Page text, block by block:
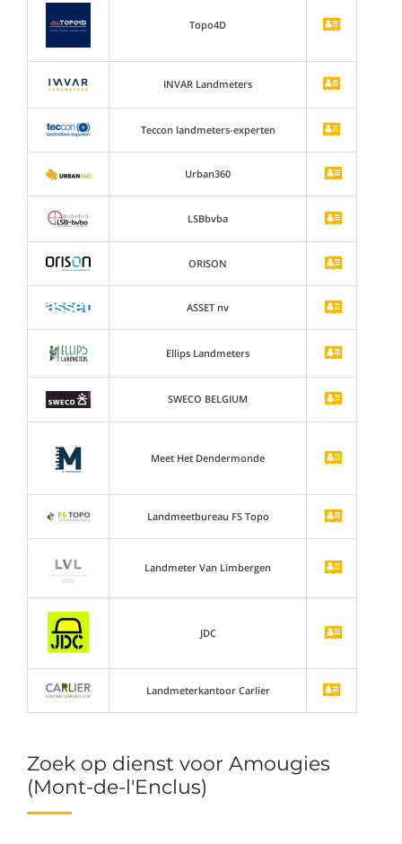
Zoek op dienst voor Amougies
(Mont-de-l'Enclus)
Topo4D
INVAR Landmeters
Teccon landmeters-experten
Urban360
LSBbvba
ORISON
ASSET nv
Ellips Landmeters
SWECO BELGIUM
Meet Het Dendermonde
Landmeetbureau FS Topo
Landmeter Van Limbergen
JDC
Landmeterkantoor Carlier